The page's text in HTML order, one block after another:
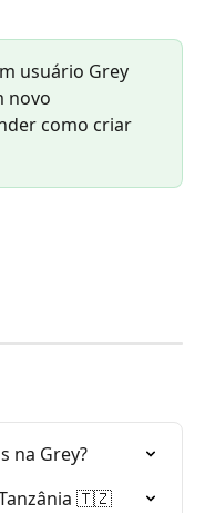
usuário Grey
novo
como criar
na Grey?
🇹🇿